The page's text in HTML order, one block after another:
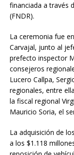
financiada a través
(FNDR).
La ceremonia fue
Carvajal, junto al
prefecto inspector
consejeros
Lucero Callpa,
regionales, entre
la fiscal regional
Mauricio Soria, el
La adquisición de
a los $1.118